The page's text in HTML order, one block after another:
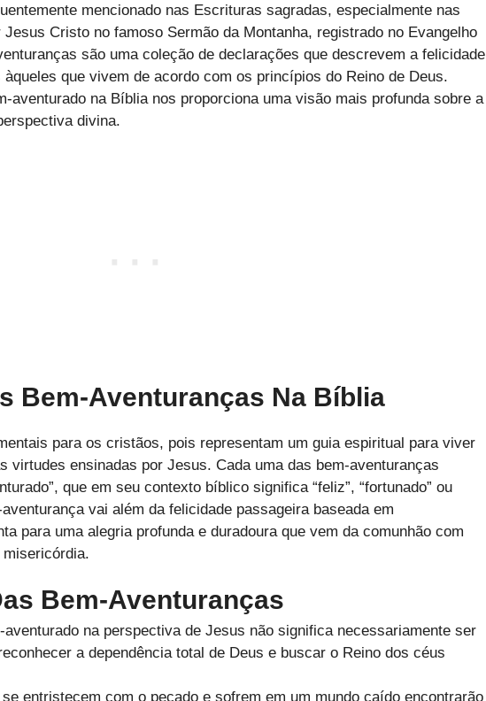
mencionado nas Escrituras sagradas, especialmente nas
Cristo no famoso Sermão da Montanha, registrado no Evangelho
são uma coleção de declarações que descrevem a felicidade
que vivem de acordo com os princípios do Reino de Deus.
aventurado na Bíblia nos proporciona uma visão mais profunda sobre a
divina.
Bem-Aventuranças Na Bíblia
para os cristãos, pois representam um guia espiritual para viver
virtudes ensinadas por Jesus. Cada uma das bem-aventuranças
que em seu contexto bíblico significa “feliz”, “fortunado” ou
vai além da felicidade passageira baseada em
para uma alegria profunda e duradoura que vem da comunhão com
Bem-Aventuranças
aventurado na perspectiva de Jesus não significa necessariamente ser
a dependência total de Deus e buscar o Reino dos céus
entristecem com o pecado e sofrem em um mundo caído encontrarão